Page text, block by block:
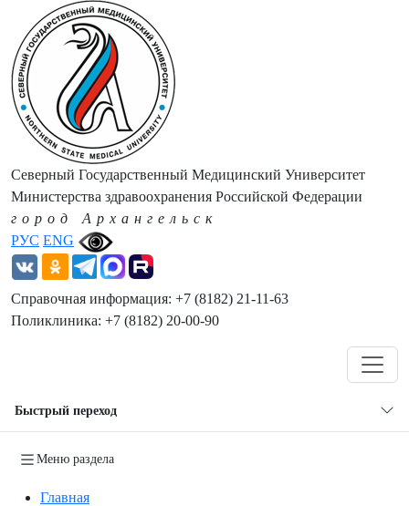
РУС ENG
Северный Государственный Медицинский Университет
Министерства здравоохранения Российской Федерации
город Архангельск
Справочная информация: +7 (8182) 21-11-63
Поликлиника: +7 (8182) 20-00-90
Быстрый переход
Меню раздела
Главная